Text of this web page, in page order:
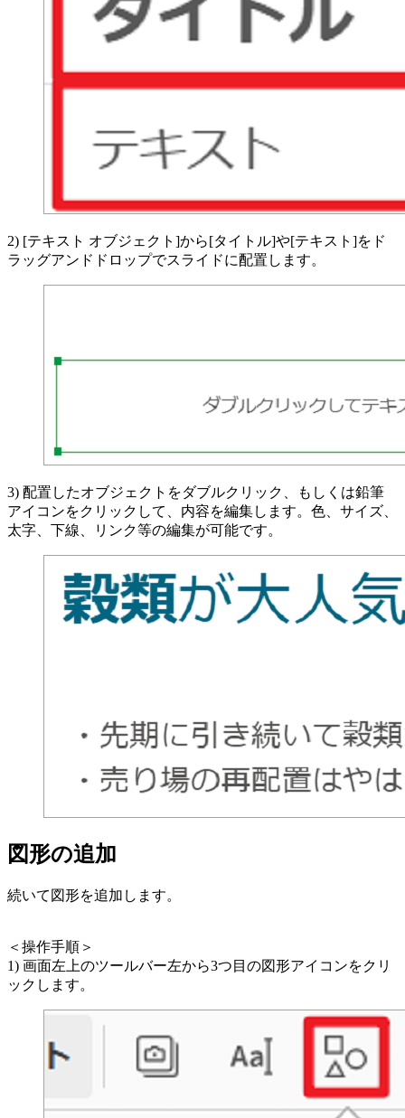
2) [テキスト オブジェクト]から[タイトル]や[テキスト]をド
ラッグアンドドロップでスライドに配置します。
3) 配置したオブジェクトをダブルクリック、もしくは鉛筆
アイコンをクリックして、内容を編集します。色、サイズ、
太字、下線、リンク等の編集が可能です。
図形の追加
続いて図形を追加します。
＜操作手順＞
1) 画面左上のツールバー左から3つ目の図形アイコンをクリ
ックします。